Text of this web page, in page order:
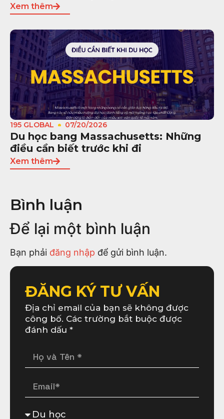
Xem thêm
195 GLOBAL 07/20/2026
Du học bang Massachusetts: Những
điều cần biết trước khi đi
Xem thêm
Bình luận
Để lại một bình luận
Bạn phải đăng nhập để gửi bình luận.
ĐĂNG KÝ TƯ VẤN
Địa chỉ email của bạn sẽ không được
công bố. Các trường bắt buộc được
đánh dấu *